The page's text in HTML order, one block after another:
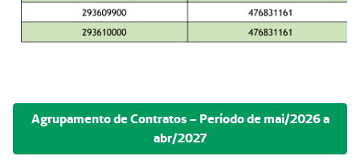
Agrupamento de Contratos – Período de mai/2026 a
abr/2027